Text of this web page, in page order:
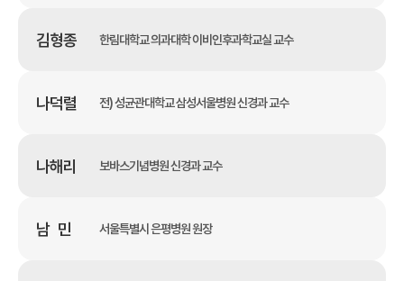
김형종 한림대학교 의과대학 이비인후과학교실 교수
나덕렬 전) 성균관대학교 삼성서울병원 신경과 교수
나해리 보바스기념병원 신경과 교수
남 민 서울특별시 은평병원 원장